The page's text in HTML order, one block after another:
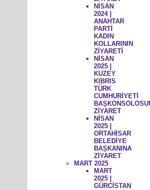
NİSAN
2024 |
ANAHTAR
PARTİ
KADIN
KOLLARININ
ZİYARETİ
NİSAN
2025 |
KUZEY
KIBRIS
TÜRK
CUMHURİYETİ
ZİYARET
NİSAN
2025 |
ORTAHİSAR
BELEDİYE
BAŞKANINA
ZİYARET
MART 2025
MART
2025 |
GÜRCİSTAN